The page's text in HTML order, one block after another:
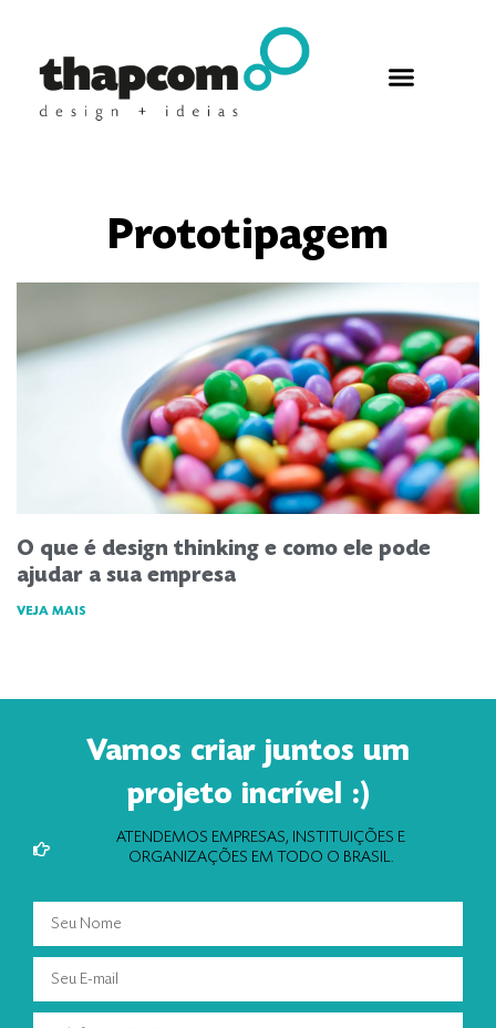
Prototipagem
O que é design thinking e como ele pode
ajudar a sua empresa
VEJA MAIS
Vamos criar juntos um
projeto incrível :)
ATENDEMOS EMPRESAS, INSTITUIÇÕES E
ORGANIZAÇÕES EM TODO O BRASIL.